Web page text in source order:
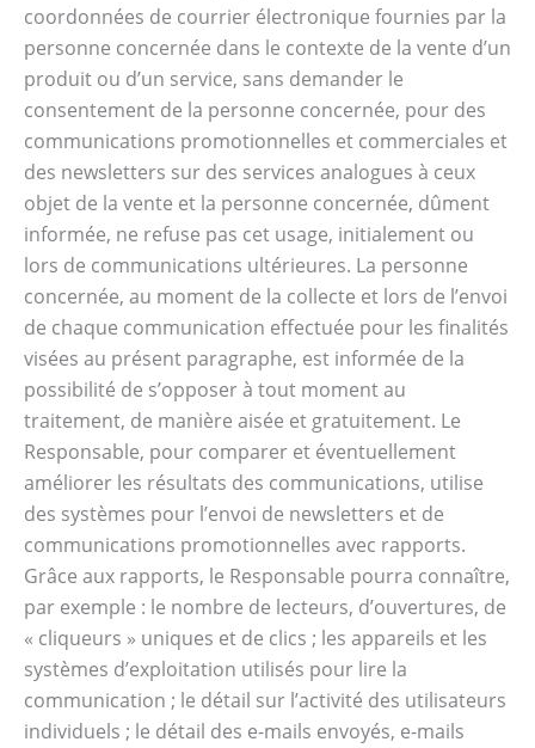
coordonnées de courrier électronique fournies par la
personne concernée dans le contexte de la vente d’un
produit ou d’un service, sans demander le
consentement de la personne concernée, pour des
communications promotionnelles et commerciales et
des newsletters sur des services analogues à ceux
objet de la vente et la personne concernée, dûment
informée, ne refuse pas cet usage, initialement ou
lors de communications ultérieures. La personne
concernée, au moment de la collecte et lors de l’envoi
de chaque communication effectuée pour les finalités
visées au présent paragraphe, est informée de la
possibilité de s’opposer à tout moment au
traitement, de manière aisée et gratuitement. Le
Responsable, pour comparer et éventuellement
améliorer les résultats des communications, utilise
des systèmes pour l’envoi de newsletters et de
communications promotionnelles avec rapports.
Grâce aux rapports, le Responsable pourra connaître,
par exemple : le nombre de lecteurs, d’ouvertures, de
« cliqueurs » uniques et de clics ; les appareils et les
systèmes d’exploitation utilisés pour lire la
communication ; le détail sur l’activité des utilisateurs
individuels ; le détail des e-mails envoyés, e-mails